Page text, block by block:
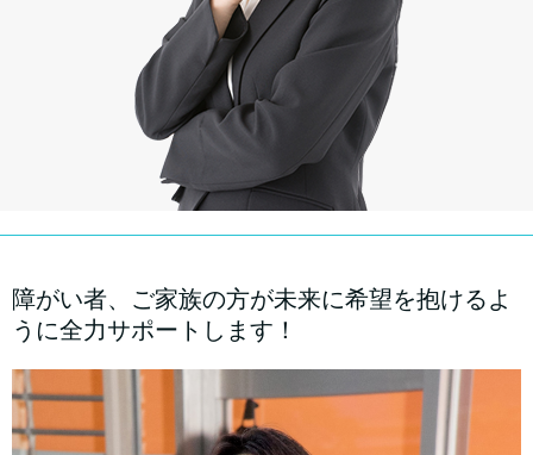
障がい者、ご家族の方が未来に希望を抱けるよ
うに全力サポートします！